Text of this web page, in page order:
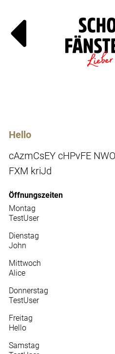
Hello
cAzmCsEY cHPvFE
FXM kriJd
Öffnungszeiten
Montag
TestUser
Dienstag
John
Mittwoch
Alice
Donnerstag
TestUser
Freitag
Hello
Samstag